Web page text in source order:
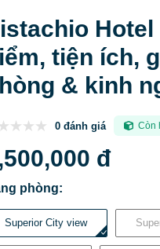
tiện ích,
& kinh
0 đánh giá Còn
đ
phòng:
Superior City view